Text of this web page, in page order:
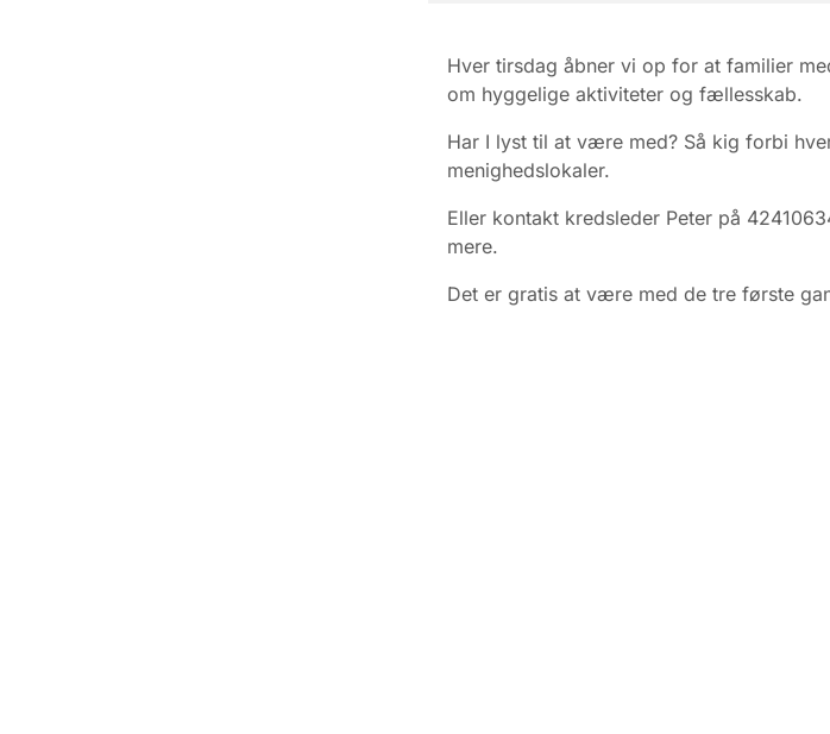
Hver tirsdag åbner vi op for at familier
om hyggelige aktiviteter og fællesskab.
Har I lyst til at være med? Så kig forbi
menighedslokaler.
Eller kontakt kredsleder Peter på
mere.
Det er gratis at være med de tre første